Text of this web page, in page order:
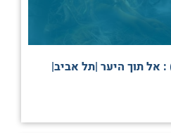
אל תוך היער |תל אביב|